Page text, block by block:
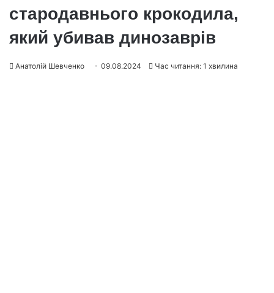
стародавнього крокодила,
який убивав динозаврів
Анатолій Шевченко 09.08.2024 Час читання: 1 хвилина